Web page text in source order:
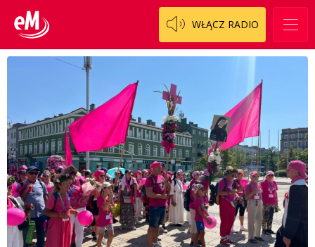
WŁĄCZ RADIO